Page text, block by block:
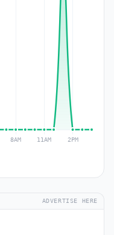
ADVERTISE HERE